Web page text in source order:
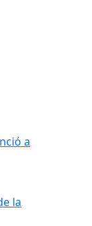
a
a
la piscina
la